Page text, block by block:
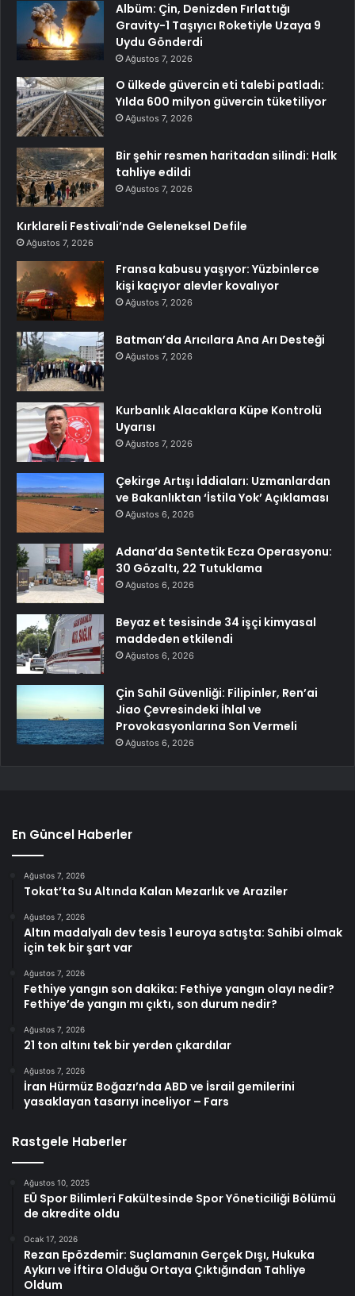
Albüm: Çin, Denizden Fırlattığı
Gravity-1 Taşıyıcı Roketiyle Uzaya 9
Uydu Gönderdi
Ağustos 7, 2026
O ülkede güvercin eti talebi patladı:
Yılda 600 milyon güvercin tüketiliyor
Ağustos 7, 2026
Bir şehir resmen haritadan silindi: Halk
tahliye edildi
Ağustos 7, 2026
Kırklareli Festivali’nde Geleneksel Defile
Ağustos 7, 2026
Fransa kabusu yaşıyor: Yüzbinlerce
kişi kaçıyor alevler kovalıyor
Ağustos 7, 2026
Batman’da Arıcılara Ana Arı Desteği
Ağustos 7, 2026
Kurbanlık Alacaklara Küpe Kontrolü
Uyarısı
Ağustos 7, 2026
Çekirge Artışı İddiaları: Uzmanlardan
ve Bakanlıktan ‘İstila Yok’ Açıklaması
Ağustos 6, 2026
Adana’da Sentetik Ecza Operasyonu:
30 Gözaltı, 22 Tutuklama
Ağustos 6, 2026
Beyaz et tesisinde 34 işçi kimyasal
maddeden etkilendi
Ağustos 6, 2026
Çin Sahil Güvenliği: Filipinler, Ren’ai
Jiao Çevresindeki İhlal ve
Provokasyonlarına Son Vermeli
Ağustos 6, 2026
En Güncel Haberler
Ağustos 7, 2026
Tokat’ta Su Altında Kalan Mezarlık ve Araziler
Ağustos 7, 2026
Altın madalyalı dev tesis 1 euroya satışta: Sahibi olmak
için tek bir şart var
Ağustos 7, 2026
Fethiye yangın son dakika: Fethiye yangın olayı nedir?
Fethiye’de yangın mı çıktı, son durum nedir?
Ağustos 7, 2026
21 ton altını tek bir yerden çıkardılar
Ağustos 7, 2026
İran Hürmüz Boğazı’nda ABD ve İsrail gemilerini
yasaklayan tasarıyı inceliyor – Fars
Rastgele Haberler
Ağustos 10, 2025
EÜ Spor Bilimleri Fakültesinde Spor Yöneticiliği Bölümü
de akredite oldu
Ocak 17, 2026
Rezan Epözdemir: Suçlamanın Gerçek Dışı, Hukuka
Aykırı ve İftira Olduğu Ortaya Çıktığından Tahliye
Oldum